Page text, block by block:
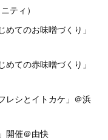
ティ）
てのお味噌づくり」
ての赤味噌づくり」
レシとイトカケ」＠浜
開催＠由快